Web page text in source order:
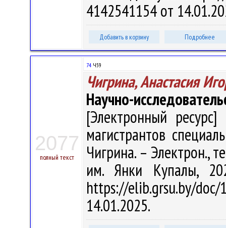
4142541154 от
Добавить в корзину Подробнее
2077
полный текст
74 Ч59
Чигрина, Анастасия
Научно-
[Электронный
магистрантов
Чигрина. – Электрон.,
им. Янки Купалы,
https://elib.grsu.by/
14.01.2025.